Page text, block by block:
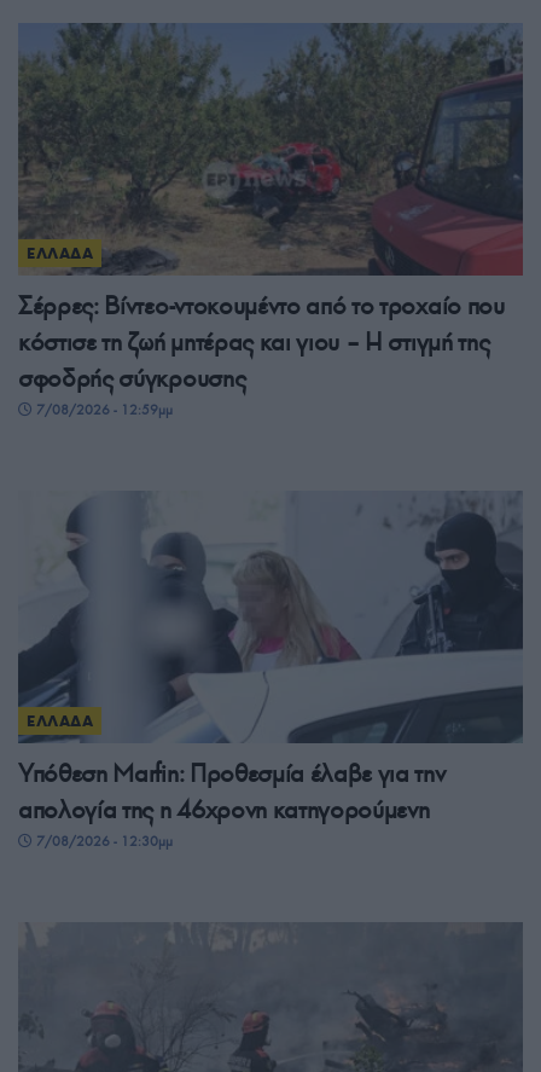
ΕΛΛΑΔΑ
Σέρρες: Βίντεο-ντοκουμέντο από το τροχαίο που
κόστισε τη ζωή μητέρας και γιου – Η στιγμή της
σφοδρής σύγκρουσης
7/08/2026 - 12:59μμ
ΕΛΛΑΔΑ
Υπόθεση Marfin: Προθεσμία έλαβε για την
απολογία της η 46χρονη κατηγορούμενη
7/08/2026 - 12:30μμ